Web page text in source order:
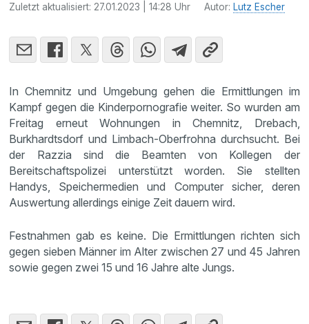
Zuletzt aktualisiert: 27.01.2023 | 14:28 Uhr Autor: Lutz Escher
In Chemnitz und Umgebung gehen die Ermittlungen im
Kampf gegen die Kinderpornografie weiter. So wurden am
Freitag erneut Wohnungen in Chemnitz, Drebach,
Burkhardtsdorf und Limbach-Oberfrohna durchsucht. Bei
der Razzia sind die Beamten von Kollegen der
Bereitschaftspolizei unterstützt worden. Sie stellten
Handys, Speichermedien und Computer sicher, deren
Auswertung allerdings einige Zeit dauern wird.
Festnahmen gab es keine. Die Ermittlungen richten sich
gegen sieben Männer im Alter zwischen 27 und 45 Jahren
sowie gegen zwei 15 und 16 Jahre alte Jungs.